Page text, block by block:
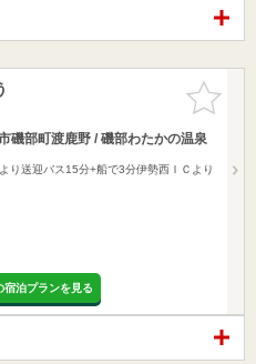
お気に入
りに追加
磯部町渡鹿野 / 磯部わたかの温泉
り送迎バス15分+船で3分伊勢西ＩＣより
宿泊プランを見る